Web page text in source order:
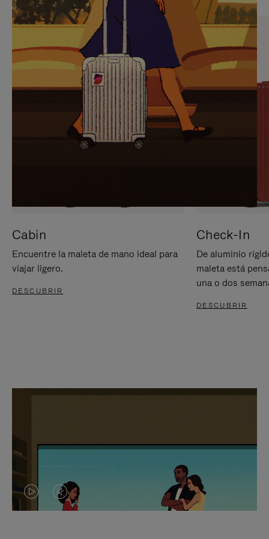
PARA
PAUSARLO.
PULSE
PARA
ACTIVARLO.
Cabin
Encuentre la maleta de mano ideal para
viajar ligero.
DESCUBRIR
Check-In
De aluminio
maleta está
una o dos
DESCUBRIR
EL
EL